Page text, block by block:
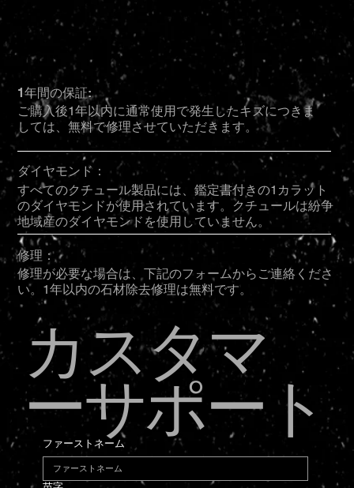
ファーストネーム
カスタマ
ーサポート
1年間の保証:
ご購入後1年以内に通常使用で発生したキズにつきま
しては、無料で修理させていただきます。
修理：
修理が必要な場合は、下記のフォームからご連絡くださ
い。1年以内の石材除去修理は無料です。
ダイヤモンド：
すべてのクチュール製品には、鑑定書付きの1カラット
のダイヤモンドが使用されています。クチュールは紛争
地域産のダイヤモンドを使用していません。